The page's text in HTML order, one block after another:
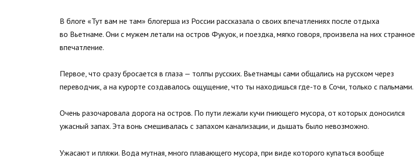
В блоге «Тут вам не там» блогерша из России рассказала о своих впечатлениях после отдыха
во Вьетнаме. Они с мужем летали на остров Фукуок, и поездка, мягко говоря, произвела на них странное
впечатление.
Первое, что сразу бросается в глаза — толпы русских. Вьетнамцы сами общались на русском через
переводчик, а на курорте создавалось ощущение, что ты находишься где-то в Сочи, только с пальмами.
Очень разочаровала дорога на остров. По пути лежали кучи гниющего мусора, от которых доносился
ужасный запах. Эта вонь смешивалась с запахом канализации, и дышать было невозможно.
Ужасают и пляжи. Вода мутная, много плавающего мусора, при виде которого купаться вообще